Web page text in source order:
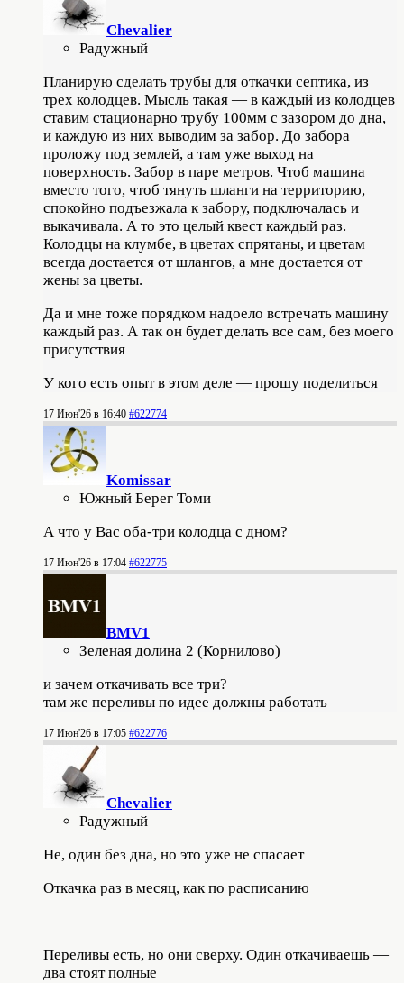
Chevalier
Радужный
Планирую сделать трубы для откачки септика, из
трех колодцев. Мысль такая — в каждый из колодцев
ставим стационарно трубу 100мм с зазором до дна,
и каждую из них выводим за забор. До забора
проложу под землей, а там уже выход на
поверхность. Забор в паре метров. Чтоб машина
вместо того, чтоб тянуть шланги на территорию,
спокойно подъезжала к забору, подключалась и
выкачивала. А то это целый квест каждый раз.
Колодцы на клумбе, в цветах спрятаны, и цветам
всегда достается от шлангов, а мне достается от
жены за цветы.
Да и мне тоже порядком надоело встречать машину
каждый раз. А так он будет делать все сам, без моего
присутствия
У кого есть опыт в этом деле — прошу поделиться
17 Июн'26 в 16:40 #622774
Komissar
Южный Берег Томи
А что у Вас оба-три колодца с дном?
17 Июн'26 в 17:04 #622775
BMV1
Зеленая долина 2 (Корнилово)
и зачем откачивать все три?
там же переливы по идее должны работать
17 Июн'26 в 17:05 #622776
Chevalier
Радужный
Не, один без дна, но это уже не спасает
Откачка раз в месяц, как по расписанию
Переливы есть, но они сверху. Один откачиваешь —
два стоят полные